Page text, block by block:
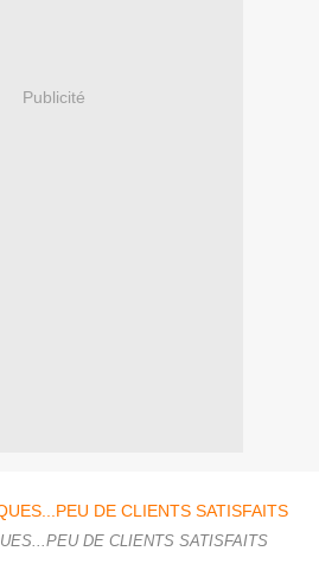
Publicité
DE CLIENTS SATISFAITS